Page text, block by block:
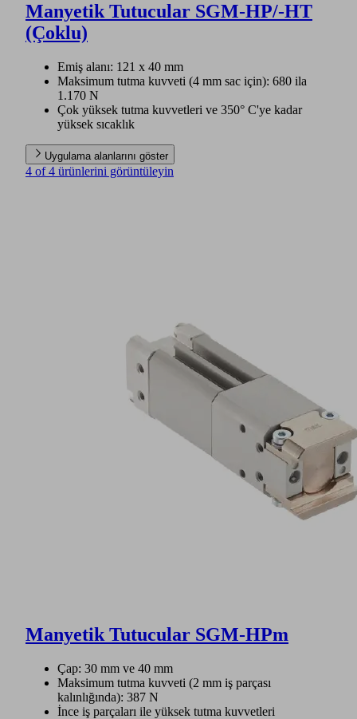
Manyetik Tutucular SGM-HP/-HT
(Çoklu)
Emiş alanı: 121 x 40 mm
Maksimum tutma kuvveti (4 mm sac için): 680 ila
1.170 N
Çok yüksek tutma kuvvetleri ve 350° C'ye kadar
yüksek sıcaklık
Uygulama alanlarını göster
4 of 4 ürünlerini görüntüleyin
Manyetik Tutucular SGM-HPm
Çap: 30 mm ve 40 mm
Maksimum tutma kuvveti (2 mm iş parçası
kalınlığında): 387 N
İnce iş parçaları ile yüksek tutma kuvvetleri